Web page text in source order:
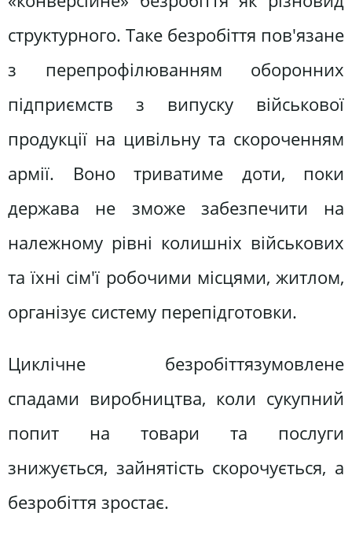
структурного. Таке безробіття пов'язане
з перепрофілюванням оборонних
підприємств з випуску військової
продукції на цивільну та скороченням
армії. Воно триватиме доти, поки
держава не зможе забезпечити на
належному рівні колишніх військових
та їхні сім'ї робочими місцями, житлом,
організує систему перепідготовки.
Циклічне безробіттязумовлене
спадами виробництва, коли сукупний
попит на товари та послуги
знижується, зайнятість скорочується, а
безробіття зростає.